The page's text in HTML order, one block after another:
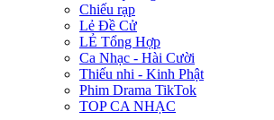
Chiếu rạp
Lẻ Đề Cử
LẺ Tổng Hợp
Ca Nhạc - Hài Cười
Thiếu nhi - Kinh Phật
Phim Drama TikTok
TOP CA NHẠC